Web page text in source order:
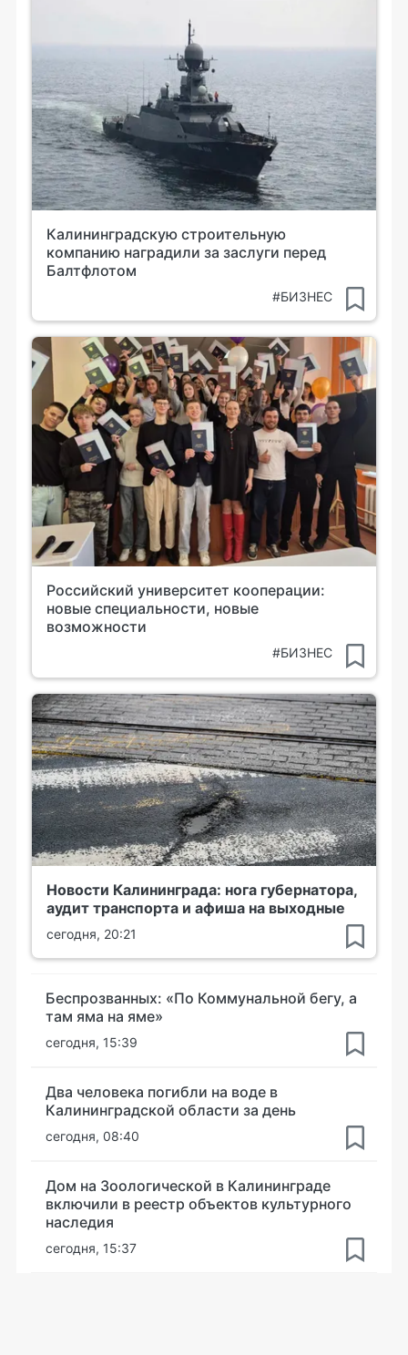
Калининградскую строительную
компанию наградили за заслуги перед
Балтфлотом
#БИЗНЕС
Российский университет кооперации:
новые специальности, новые
возможности
#БИЗНЕС
Новости Калининграда: нога губернатора,
аудит транспорта и афиша на выходные
сегодня, 20:21
Беспрозванных: «По Коммунальной бегу, а
там яма на яме»
сегодня, 15:39
Два человека погибли на воде в
Калининградской области за день
сегодня, 08:40
Дом на Зоологической в Калининграде
включили в реестр объектов культурного
наследия
сегодня, 15:37